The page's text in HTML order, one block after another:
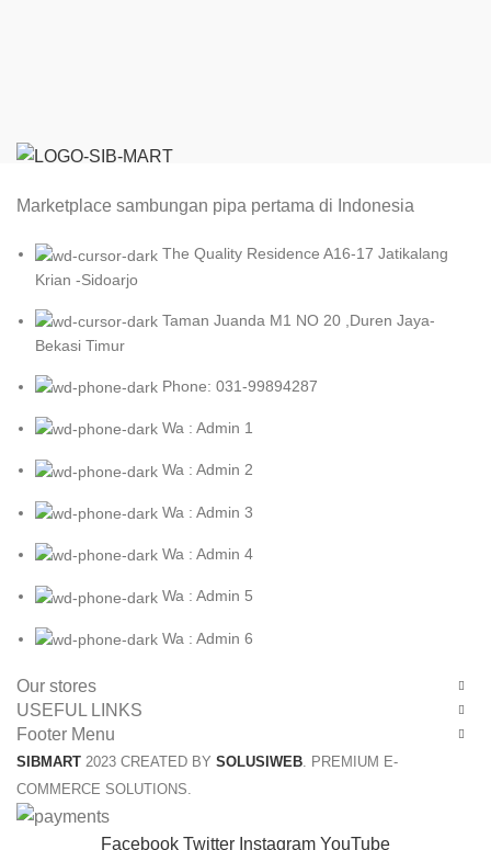
Marketplace sambungan pipa pertama di Indonesia
The Quality Residence A16-17 Jatikalang
Krian -Sidoarjo
Taman Juanda M1 NO 20 ,Duren Jaya-
Bekasi Timur
Phone: 031-99894287
Wa : Admin 1
Wa : Admin 2
Wa : Admin 3
Wa : Admin 4
Wa : Admin 5
Wa : Admin 6
Our stores
USEFUL LINKS
Footer Menu
SIBMART 2023 CREATED BY SOLUSIWEB . PREMIUM E-
COMMERCE SOLUTIONS.
Facebook Twitter Instagram YouTube